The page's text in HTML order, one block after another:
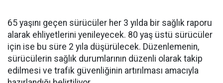
65 yaşını geçen sürücüler her 3 yılda bir sağlık raporu
alarak ehliyetlerini yenileyecek. 80 yaş üstü sürücüler
için ise bu süre 2 yıla düşürülecek. Düzenlemenin,
sürücülerin sağlık durumlarının düzenli olarak takip
edilmesi ve trafik güvenliğinin artırılması amacıyla